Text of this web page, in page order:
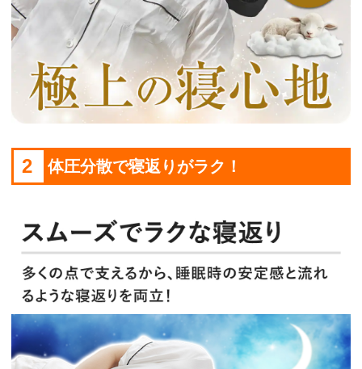
2 体圧分散で寝返りがラク！